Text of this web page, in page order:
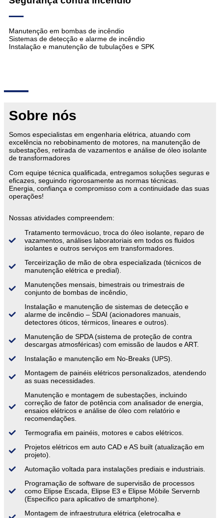
Manutenção em bombas de incêndio
Sistemas de detecção e alarme de incêndio
Instalação e manutenção de tubulações e SPK
Sobre nós
Somos especialistas em engenharia elétrica, atuando com
excelência no rebobinamento de motores, na manutenção de
subestações, retirada de vazamentos e análise de óleo isolante
de transformadores
Com equipe técnica qualificada, entregamos soluções seguras e
eficazes, seguindo rigorosamente as normas técnicas.
Energia, confiança e compromisso com a continuidade das suas
operações!
Nossas atividades compreendem:
Tratamento termovácuo, troca do óleo isolante, reparo de
vazamentos, análises laboratoriais em todos os fluidos
isolantes e outros serviços em transformadores.
Terceirização de mão de obra especializada (técnicos de
manutenção elétrica e predial).
Manutenções mensais, bimestrais ou trimestrais de
conjunto de bombas de incêndio,
Instalação e manutenção de sistemas de detecção e
alarme de incêndio – SDAI (acionadores manuais,
detectores óticos, térmicos, lineares e outros).
Manutenção de SPDA (sistema de proteção de contra
descargas atmosféricas) com emissão de laudos e ART.
Instalação e manutenção em No-Breaks (UPS).
Montagem de painéis elétricos personalizados, atendendo
as suas necessidades.
Manutenção e montagem de subestações, incluindo
correção de fator de potência com analisador de energia,
ensaios elétricos e análise de óleo com relatório e
recomendações.
Termografia em painéis, motores e cabos elétricos.
Projetos elétricos em auto CAD e AS built (atualização em
projeto).
Automação voltada para instalações prediais e industriais.
Programação de software de supervisão de processos
como Elipse Escada, Elipse E3 e Elipse Móbile Servernb
(Especifico para aplicativo de smartphone).
Montagem de infraestrutura elétrica (eletrocalha e